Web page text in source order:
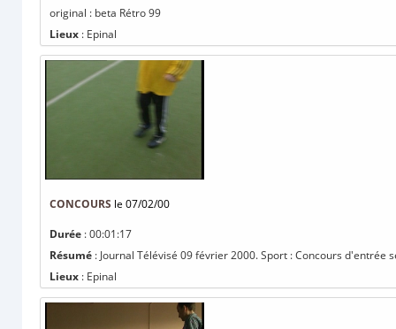
original : beta Rétro 99
Lieux : Epinal
CONCOURS le 07/02/00
Durée : 00:01:17
Résumé : Journal Télévisé 09 février 2000. Sport : Concours d'entrée
Lieux : Epinal